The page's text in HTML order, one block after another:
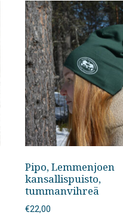
Pipo, Lemmenjoen
kansallispuisto,
tummanvihreä
€22,00